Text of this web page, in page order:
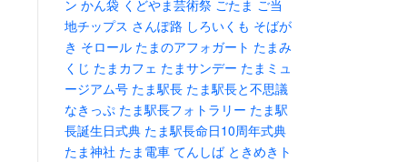
ン かん袋 くどやま芸術祭 ごたま ご当
地チップス さんぽ路 しろいくも そばが
き そロール たまのアフォガート たまみ
くじ たまカフェ たまサンデー たまミュ
ージアム号 たま駅長 たま駅長と不思議
なきっぷ たま駅長フォトラリー たま駅
長誕生日式典 たま駅長命日10周年式典
たま神社 たま電車 てんしば ときめきト